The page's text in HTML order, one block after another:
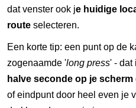
dat venster ook je huidige
route selecteren.
Een korte tip: een punt op de
zogenaamde 'long press' - dat
halve seconde op je
of eindpunt door heel even je